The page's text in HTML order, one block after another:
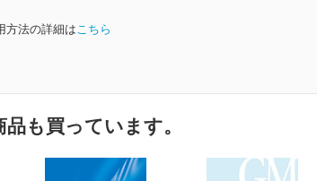
方法の詳細はこちら
も買っています。